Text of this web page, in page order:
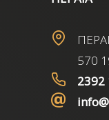
570
2392